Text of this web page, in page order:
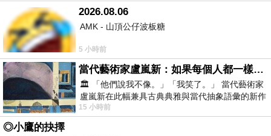
《PRIVATE STRUCTURE》復古揚聲機圖騰V
領短袖
2026.08.06
AMK - 山頂公仔波板糖
5 小時前
當代藝術家盧嵐新：如果每個人都一樣，這世界該有多無聊？
🏛️ 「他們說我不像。」「我笑了。」 當代藝術家
盧嵐新在此幅兼具古典典雅與當代抽象語彙的新作
中，以沈靜的藍色空間為背景，描繪了
15 小時前
◎小鷹的抉擇